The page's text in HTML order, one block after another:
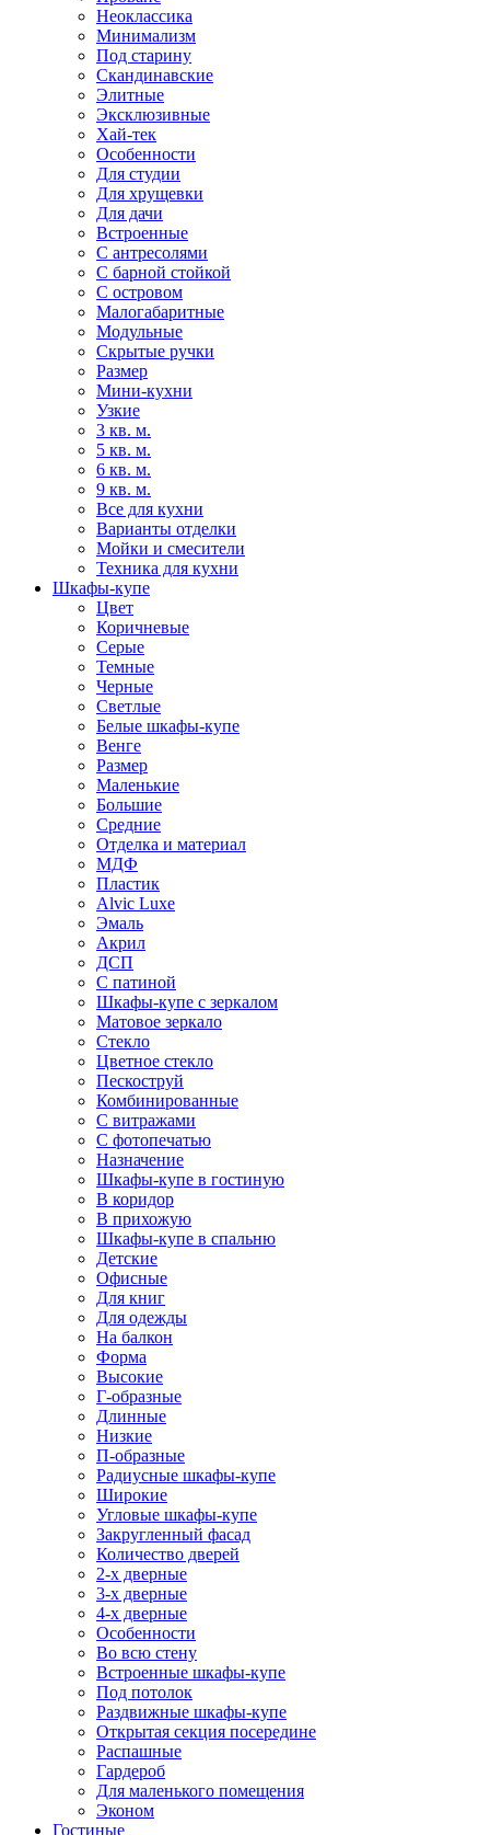
Неоклассика
Минимализм
Под старину
Скандинавские
Элитные
Эксклюзивные
Хай-тек
Особенности
Для студии
Для хрущевки
Для дачи
Встроенные
С антресолями
С барной стойкой
С островом
Малогабаритные
Модульные
Скрытые ручки
Размер
Мини-кухни
Узкие
3 кв. м.
5 кв. м.
6 кв. м.
9 кв. м.
Все для кухни
Варианты отделки
Мойки и смесители
Техника для кухни
Шкафы-купе
Цвет
Коричневые
Серые
Темные
Черные
Светлые
Белые шкафы-купе
Венге
Размер
Маленькие
Большие
Средние
Отделка и материал
МДФ
Пластик
Alvic Luxe
Эмаль
Акрил
ДСП
С патиной
Шкафы-купе с зеркалом
Матовое зеркало
Стекло
Цветное стекло
Пескоструй
Комбинированные
С витражами
С фотопечатью
Назначение
Шкафы-купе в гостиную
В коридор
В прихожую
Шкафы-купе в спальню
Детские
Офисные
Для книг
Для одежды
На балкон
Форма
Высокие
Г-образные
Длинные
Низкие
П-образные
Радиусные шкафы-купе
Широкие
Угловые шкафы-купе
Закругленный фасад
Количество дверей
2-х дверные
3-х дверные
4-х дверные
Особенности
Во всю стену
Встроенные шкафы-купе
Под потолок
Раздвижные шкафы-купе
Открытая секция посередине
Распашные
Гардероб
Для маленького помещения
Эконом
Гостиные